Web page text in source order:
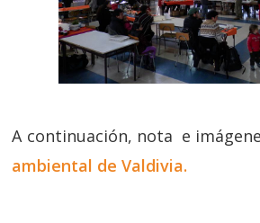
A continuación, nota e
ambiental de Valdivia.